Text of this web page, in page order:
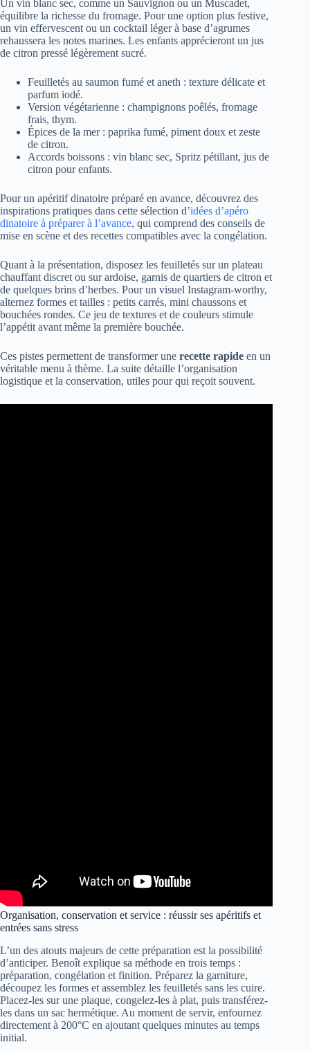
Un vin blanc sec, comme un Sauvignon ou un Muscadet,
équilibre la richesse du fromage. Pour une option plus festive,
un vin effervescent ou un cocktail léger à base d’agrumes
rehaussera les notes marines. Les enfants apprécieront un jus
de citron pressé légèrement sucré.
Feuilletés au saumon fumé et aneth : texture délicate et
parfum iodé.
Version végétarienne : champignons poêlés, fromage
frais, thym.
Épices de la mer : paprika fumé, piment doux et zeste
de citron.
Accords boissons : vin blanc sec, Spritz pétillant, jus de
citron pour enfants.
Pour un apéritif dinatoire préparé en avance, découvrez des
inspirations pratiques dans cette sélection d’idées d’apéro
dinatoire à préparer à l’avance, qui comprend des conseils de
mise en scène et des recettes compatibles avec la congélation.
Quant à la présentation, disposez les feuilletés sur un plateau
chauffant discret ou sur ardoise, garnis de quartiers de citron et
de quelques brins d’herbes. Pour un visuel Instagram-worthy,
alternez formes et tailles : petits carrés, mini chaussons et
bouchées rondes. Ce jeu de textures et de couleurs stimule
l’appétit avant même la première bouchée.
Ces pistes permettent de transformer une recette rapide en un
véritable menu à thème. La suite détaille l’organisation
logistique et la conservation, utiles pour qui reçoit souvent.
Organisation, conservation et service : réussir ses apéritifs et
entrées sans stress
L’un des atouts majeurs de cette préparation est la possibilité
d’anticiper. Benoît explique sa méthode en trois temps :
préparation, congélation et finition. Préparez la garniture,
découpez les formes et assemblez les feuilletés sans les cuire.
Placez-les sur une plaque, congelez-les à plat, puis transférez-
les dans un sac hermétique. Au moment de servir, enfournez
directement à 200°C en ajoutant quelques minutes au temps
initial.